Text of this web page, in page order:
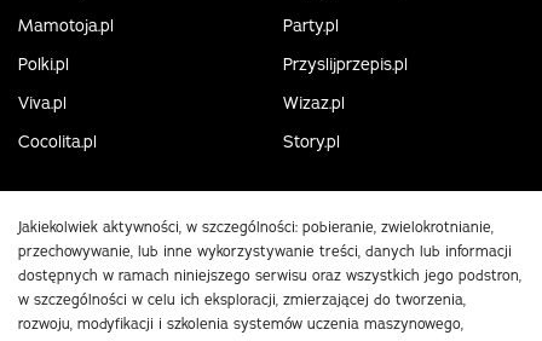
Mamotoja.pl
Party.pl
Polki.pl
Przyslijprzepis.pl
Viva.pl
Wizaz.pl
Cocolita.pl
Story.pl
Jakiekolwiek aktywności, w szczególności: pobieranie, zwielokrotnianie,
przechowywanie, lub inne wykorzystywanie treści, danych lub informacji
dostępnych w ramach niniejszego serwisu oraz wszystkich jego podstron,
w szczególności w celu ich eksploracji, zmierzającej do tworzenia,
rozwoju, modyfikacji i szkolenia systemów uczenia maszynowego,